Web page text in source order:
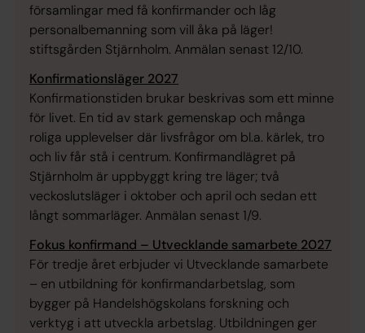
församlingar med få konfirmander och låg
personalbemanning som vill åka på läger!
stiftsgården Stjärnholm. Anmälan senast 12/10.
Konfirmationsläger 2027
Konfirmationstiden brukar beskrivas som ett minne
för livet. En tid av stark gemenskap och många
roliga upplevelser där livsfrågor om bl.a. kärlek, tro
och liv får stå i centrum. Konfirmandlägret på
Stjärnholm är uppbyggt kring tre läger; två
veckoslutsläger i oktober och april och sedan ett
långt sommarläger. Anmälan senast 1/9.
Fokus konfirmand – Utvecklande samarbete 2027
För tredje året erbjuder vi Utvecklande samarbete
– en utbildning för konfirmandarbetslag, som
bygger på Handelshögskolans forskning och
verktyg i att utveckla arbetslag. Utbildningen ger